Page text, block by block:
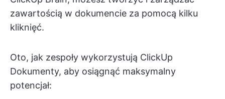
zawartością w dokumencie za pomocą kilku
kliknięć.
Oto, jak zespoły wykorzystują ClickUp
Dokumenty, aby osiągnąć maksymalny
potencjał: